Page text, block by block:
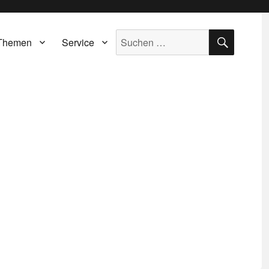
Service
Suche
nach: